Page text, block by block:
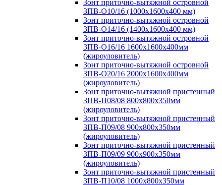
Зонт приточно-вытяжной островной
ЗПВ-О10/16 (1000х1600х400 мм)
Зонт приточно-вытяжной островной
ЗПВ-О14/16 (1400х1600х400 мм)
Зонт приточно-вытяжной островной
ЗПВ-О16/16 1600х1600х400мм
(жироуловитель)
Зонт приточно-вытяжной островной
ЗПВ-О20/16 2000х1600х400мм
(жироуловитель)
Зонт приточно-вытяжной пристенный
ЗПВ-П08/08 800х800х350мм
(жироуловитель)
Зонт приточно-вытяжной пристенный
ЗПВ-П09/08 900х800х350мм
(жироуловитель)
Зонт приточно-вытяжной пристенный
ЗПВ-П09/09 900х900х350мм
(жироуловитель)
Зонт приточно-вытяжной пристенный
ЗПВ-П10/08 1000х800х350мм